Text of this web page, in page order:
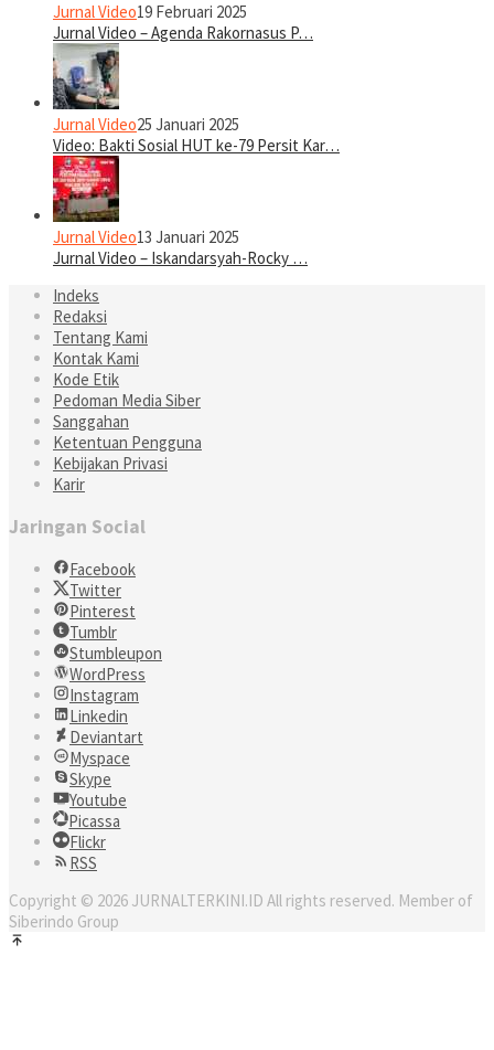
Jurnal Video19 Februari 2025
Jurnal Video – Agenda Rakornasus P…
Jurnal Video25 Januari 2025
Video: Bakti Sosial HUT ke-79 Persit Kar…
Jurnal Video13 Januari 2025
Jurnal Video – Iskandarsyah-Rocky …
Indeks
Redaksi
Tentang Kami
Kontak Kami
Kode Etik
Pedoman Media Siber
Sanggahan
Ketentuan Pengguna
Kebijakan Privasi
Karir
Jaringan Social
Facebook
Twitter
Pinterest
Tumblr
Stumbleupon
WordPress
Instagram
Linkedin
Deviantart
Myspace
Skype
Youtube
Picassa
Flickr
RSS
Copyright © 2026 JURNALTERKINI.ID All rights reserved. Member of
Siberindo Group